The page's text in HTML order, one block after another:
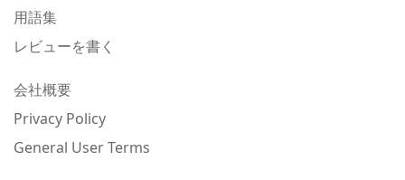
用語集
レビューを書く
会社概要
Privacy Policy
General User Terms